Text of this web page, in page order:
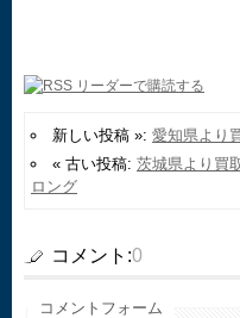
新しい投稿 »: 愛知県より
« 古い投稿: 茨城県より買
ロング
コメント:0
コメントフォーム